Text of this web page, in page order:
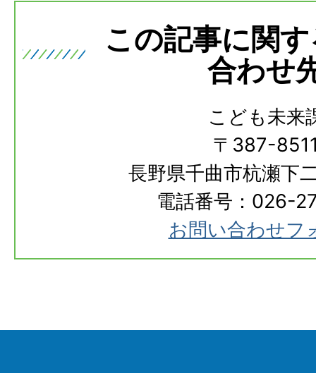
この記事に関
合わせ
こども未来
〒387-
長野県千曲市杭瀬下
電話番号：026-
お問い合わせフ